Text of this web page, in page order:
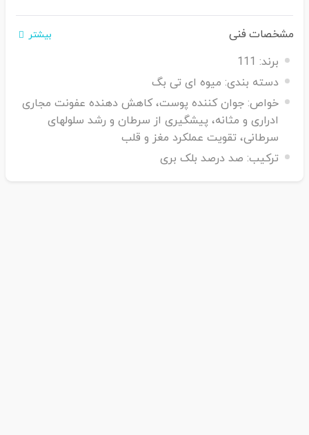
مشخصات فنی بیشتر
برند: 111
دسته بندی: میوه ای تی بگ
خواص: جوان کننده پوست، کاهش دهنده عفونت مجاری
ادراری و مثانه، پیشگیری از سرطان و رشد سلولهای
سرطانی، تقویت عملکرد مغز و قلب
ترکیب: صد درصد بلک بری